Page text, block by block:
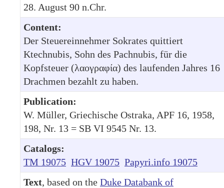
28. August 90 n.Chr.
Content:
Der Steuereinnehmer Sokrates quittiert
Ktechnubis, Sohn des Pachnubis, für die
Kopfsteuer (λαογραφία) des laufenden Jahres 16
Drachmen bezahlt zu haben.
Publication:
W. Müller, Griechische Ostraka, APF 16, 1958,
198, Nr. 13 = SB VI 9545 Nr. 13.
Catalogs:
TM 19075 HGV 19075 Papyri.info 19075
Text, based on the Duke Databank of